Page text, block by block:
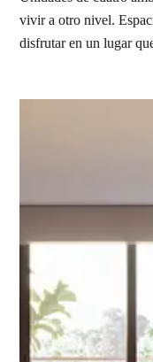
vivir a otro nivel.
disfrutar en un lugar